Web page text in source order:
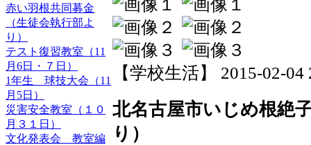
赤い羽根共同募金
（生徒会執行部よ
り）
テスト復習教室（11
月6日・７日）
1年生 球技大会（11
月5日）
災害安全教室（１０
月３１日）
文化発表会 教室編
【学校生活】 2015-02-04
北名古屋市いじめ根絶
り）